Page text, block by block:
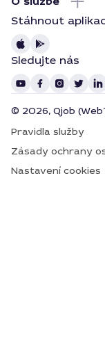
Stáhnout
Sledujte nás
© 2026, Qjob
Pravidla služby
Zásady ochrany
Nastavení cookies